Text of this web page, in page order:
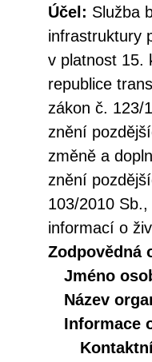
Účel: Služba
infrastruktury
v platnost 15.
republice
zákon č. 123/
znění
změně a
znění
103/2010
informací o
Zodpovědná
Jméno
Název
Informace